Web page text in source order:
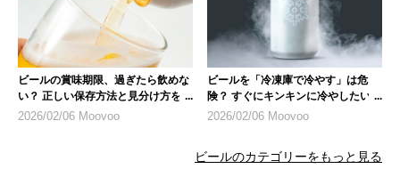
ビールの賞味期限、過ぎたら飲めな
い？ 正しい保存方法と見分け方を紹
介
2026/02/06 Moovoo
ビールを「冷凍庫で冷やす」は危
険？ すぐにキンキンに冷やしたいと
きは？
2026/02/06 Moovoo
ビールのカテゴリーをもっと見る